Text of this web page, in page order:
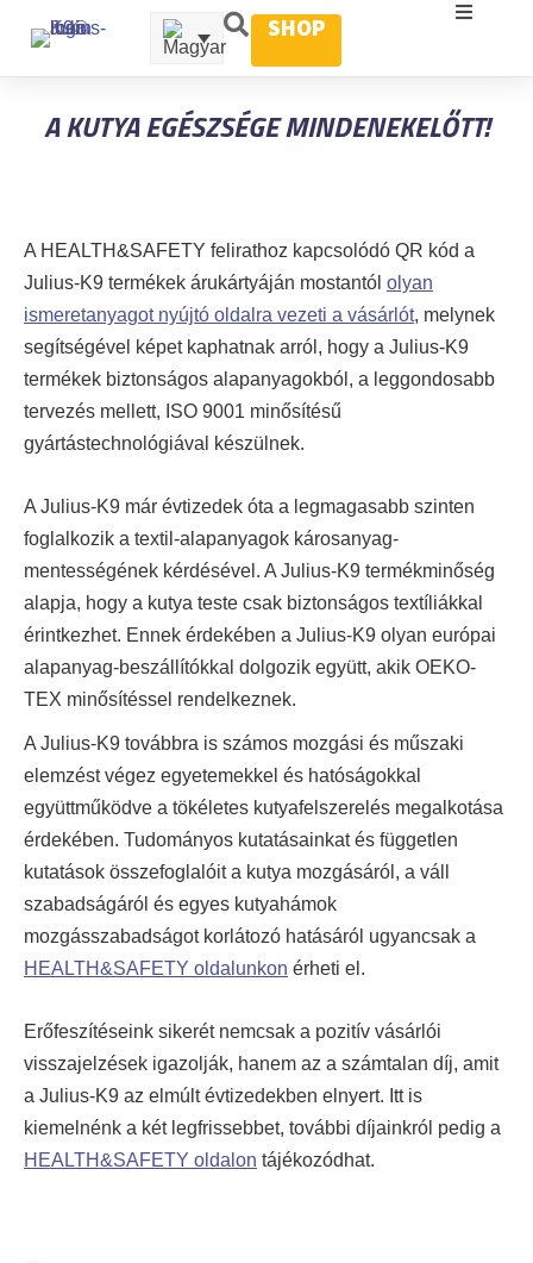
SHOP
A KUTYA EGÉSZSÉGE MINDENEKELŐTT!
A HEALTH&SAFETY felirathoz kapcsolódó QR kód a
Julius-K9 termékek árukártyáján mostantól olyan
ismeretanyagot nyújtó oldalra vezeti a vásárlót, melynek
segítségével képet kaphatnak arról, hogy a Julius-K9
termékek biztonságos alapanyagokból, a leggondosabb
tervezés mellett, ISO 9001 minősítésű
gyártástechnológiával készülnek.
A Julius-K9 már évtizedek óta a legmagasabb szinten
foglalkozik a textil-alapanyagok károsanyag-
mentességének kérdésével. A Julius-K9 termékminőség
alapja, hogy a kutya teste csak biztonságos textíliákkal
érintkezhet. Ennek érdekében a Julius-K9 olyan európai
alapanyag-beszállítókkal dolgozik együtt, akik OEKO-
TEX minősítéssel rendelkeznek.
A Julius-K9 továbbra is számos mozgási és műszaki
elemzést végez egyetemekkel és hatóságokkal
együttműködve a tökéletes kutyafelszerelés megalkotása
érdekében. Tudományos kutatásainkat és független
kutatások összefoglalóit a kutya mozgásáról, a váll
szabadságáról és egyes kutyahámok
mozgásszabadságot korlátozó hatásáról ugyancsak a
HEALTH&SAFETY oldalunkon érheti el.
Erőfeszítéseink sikerét nemcsak a pozitív vásárlói
visszajelzések igazolják, hanem az a számtalan díj, amit
a Julius-K9 az elmúlt évtizedekben elnyert. Itt is
kiemelnénk a két legfrissebbet, további díjainkról pedig a
HEALTH&SAFETY oldalon tájékozódhat.